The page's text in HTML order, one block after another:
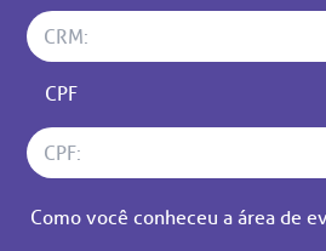
CPF
Como você conheceu a área de